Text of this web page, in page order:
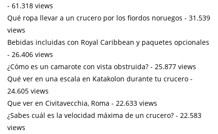
- 61.318 views
Qué ropa llevar a un crucero por los fiordos noruegos - 31.539
views
Bebidas incluidas con Royal Caribbean y paquetes opcionales
- 26.406 views
¿Cómo es un camarote con vista obstruida? - 25.877 views
Qué ver en una escala en Katakolon durante tu crucero -
24.605 views
Que ver en Civitavecchia, Roma - 22.633 views
¿Sabes cuál es la velocidad máxima de un crucero? - 22.583
views